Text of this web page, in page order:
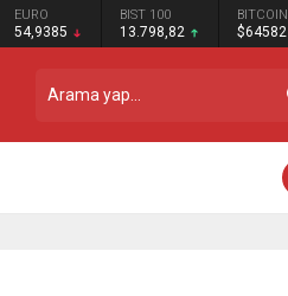
EURO
54,9385
BIST 100
13.798,82
BITCOIN
$64582